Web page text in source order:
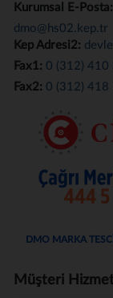
Kurumsal E-Posta:
dmo@hs02.kep.tr
Kep Adresi2:
Fax1: 0 (312) 410
Fax2: 0 (312) 418
DMO MARKA
Müşteri